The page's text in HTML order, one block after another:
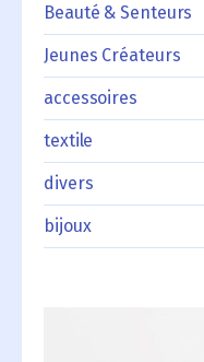
Beauté & Senteurs
Jeunes Créateurs
accessoires
textile
divers
bijoux